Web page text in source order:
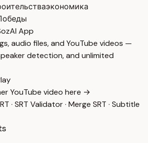
экономика
App
audio files, and YouTube videos —
detection, and unlimited
YouTube video here →
· SRT Validator· Merge SRT · Subtitle